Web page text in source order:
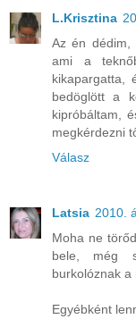
L.Krisztina
Az én dédim,
ami a
kikapargatta,
bedöglött a
kipróbáltam,
megkérdezni
Válasz
Latsia 2010.
Moha ne
bele, még
burkolóznak
Egyébként